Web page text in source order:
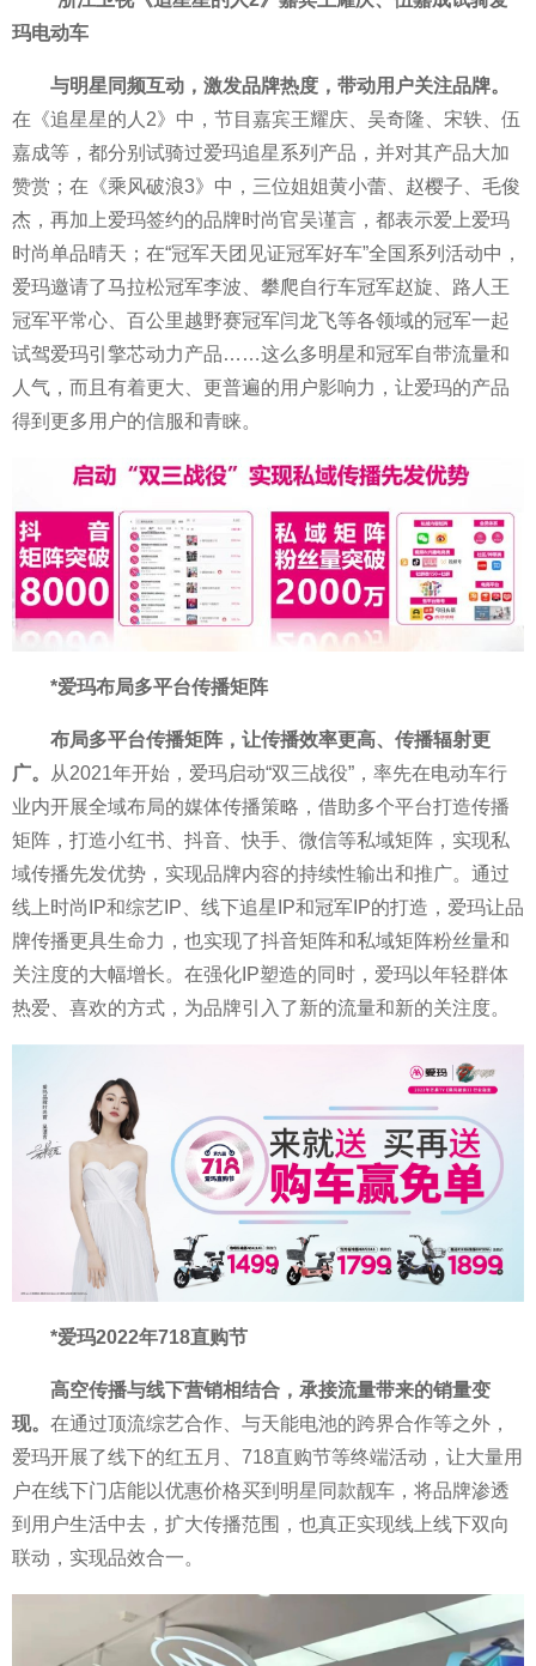
玛电动车
与明星同频互动，激发品牌热度，带动用户关注品牌。
在《追星星的人2》中，节目嘉宾王耀庆、吴奇隆、宋轶、伍
嘉成等，都分别试骑过爱玛追星系列产品，并对其产品大加
赞赏；在《乘风破浪3》中，三位姐姐黄小蕾、赵樱子、毛俊
杰，再加上爱玛签约的品牌时尚官吴谨言，都表示爱上爱玛
时尚单品晴天；在“冠军天团见证冠军好车”全国系列活动中，
爱玛邀请了马拉松冠军李波、攀爬自行车冠军赵旋、路人王
冠军平常心、百公里越野赛冠军闫龙飞等各领域的冠军一起
试驾爱玛引擎芯动力产品……这么多明星和冠军自带流量和
人气，而且有着更大、更普遍的用户影响力，让爱玛的产品
得到更多用户的信服和青睐。
*爱玛布局多平台传播矩阵
布局多平台传播矩阵，让传播效率更高、传播辐射更
广。 从2021年开始，爱玛启动“双三战役”，率先在电动车行
业内开展全域布局的媒体传播策略，借助多个平台打造传播
矩阵，打造小红书、抖音、快手、 微信等私域矩阵，实现私
域传播先发优势，实现品牌内容的持续性输出和推广。通过
线上时尚IP和综艺IP、线下追星IP和冠军IP的打造，爱玛让品
牌传播更具生命力，也实现了抖音矩阵和私域矩阵粉丝量和
关注度的大幅增长。在强化IP塑造的同时，爱玛以年轻群体
热爱、喜欢的方式，为品牌引入了新的流量和新的关注度。
*爱玛2022年718直购节
高空传播与线下营销相结合，承接流量带来的销量变
现。 在通过顶流综艺合作、与天能电池的跨界合作等之外，
爱玛开展了线下的红五月、718直购节等终端活动，让大量用
户在线下门店能以优惠价格买到明星同款靓车，将品牌渗透
到用户生活中去，扩大传播范围，也真正实现线上线下双向
联动，实现品效合一。